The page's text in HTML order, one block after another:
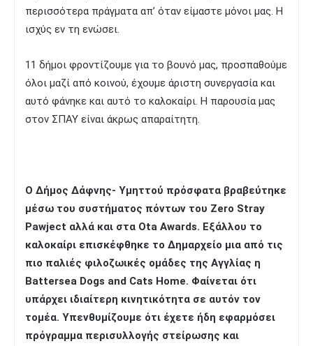
περισσότερα πράγματα απ’ όταν είμαστε μόνοι μας. Η
ισχύς εν τη ενώσει.
11 δήμοι φροντίζουμε για το βουνό μας, προσπαθούμε
όλοι μαζί από κοινού, έχουμε άριστη συνεργασία και
αυτό φάνηκε και αυτό το καλοκαίρι. Η παρουσία μας
στον ΣΠΑΥ είναι άκρως απαραίτητη.
Ο Δήμος Δάφνης- Υμηττού πρόσφατα βραβεύτηκε
μέσω του συστήματος πόντων του Zero Stray
Pawject αλλά και στα Ota Awards. Εξάλλου το
καλοκαίρι επισκέφθηκε το Δημαρχείο μια από τις
πιο παλιές φιλοζωικές ομάδες της Αγγλίας η
Battersea Dogs and Cats Home. Φαίνεται ότι
υπάρχει ιδιαίτερη κινητικότητα σε αυτόν τον
τομέα. Υπενθυμίζουμε ότι έχετε ήδη εφαρμόσει
πρόγραμμα περισυλλογής στείρωσης και